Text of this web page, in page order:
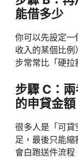
能借多少
你可以先設定一
收入的某個比
步常常比「硬拉
步驟 C：
的申貸金額
很多人是「可貸
足，最後只能
會白跑送件流程